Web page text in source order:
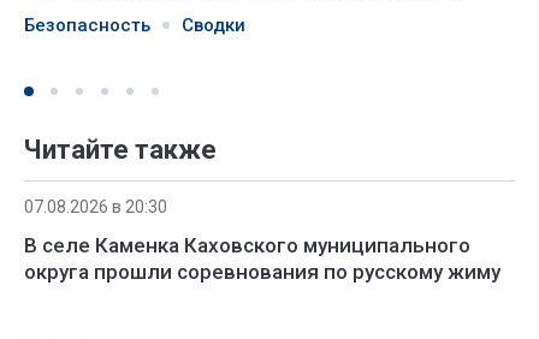
Безопасность Сводки
Читайте также
07.08.2026 в 20:30
В селе Каменка Каховского муниципального
округа прошли соревнования по русскому жиму